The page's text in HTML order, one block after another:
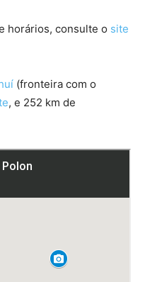
horários, consulte o site
(fronteira com o
, e 252 km de